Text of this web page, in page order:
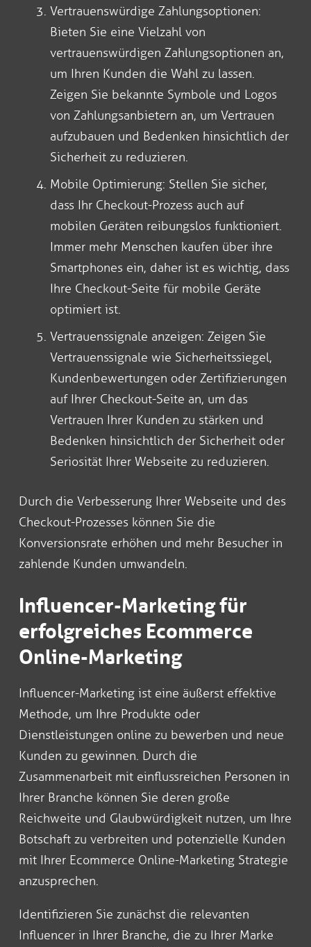
Vertrauenswürdige Zahlungsoptionen:
Bieten Sie eine Vielzahl von
vertrauenswürdigen Zahlungsoptionen an,
um Ihren Kunden die Wahl zu lassen.
Zeigen Sie bekannte Symbole und Logos
von Zahlungsanbietern an, um Vertrauen
aufzubauen und Bedenken hinsichtlich der
Sicherheit zu reduzieren.
Mobile Optimierung: Stellen Sie sicher,
dass Ihr Checkout-Prozess auch auf
mobilen Geräten reibungslos funktioniert.
Immer mehr Menschen kaufen über ihre
Smartphones ein, daher ist es wichtig, dass
Ihre Checkout-Seite für mobile Geräte
optimiert ist.
Vertrauenssignale anzeigen: Zeigen Sie
Vertrauenssignale wie Sicherheitssiegel,
Kundenbewertungen oder Zertifizierungen
auf Ihrer Checkout-Seite an, um das
Vertrauen Ihrer Kunden zu stärken und
Bedenken hinsichtlich der Sicherheit oder
Seriosität Ihrer Webseite zu reduzieren.
Durch die Verbesserung Ihrer Webseite und des
Checkout-Prozesses können Sie die
Konversionsrate erhöhen und mehr Besucher in
zahlende Kunden umwandeln.
Influencer-Marketing für
erfolgreiches Ecommerce
Online-Marketing
Influencer-Marketing ist eine äußerst effektive
Methode, um Ihre Produkte oder
Dienstleistungen online zu bewerben und neue
Kunden zu gewinnen. Durch die
Zusammenarbeit mit einflussreichen Personen in
Ihrer Branche können Sie deren große
Reichweite und Glaubwürdigkeit nutzen, um Ihre
Botschaft zu verbreiten und potenzielle Kunden
mit Ihrer Ecommerce Online-Marketing Strategie
anzusprechen.
Identifizieren Sie zunächst die relevanten
Influencer in Ihrer Branche, die zu Ihrer Marke